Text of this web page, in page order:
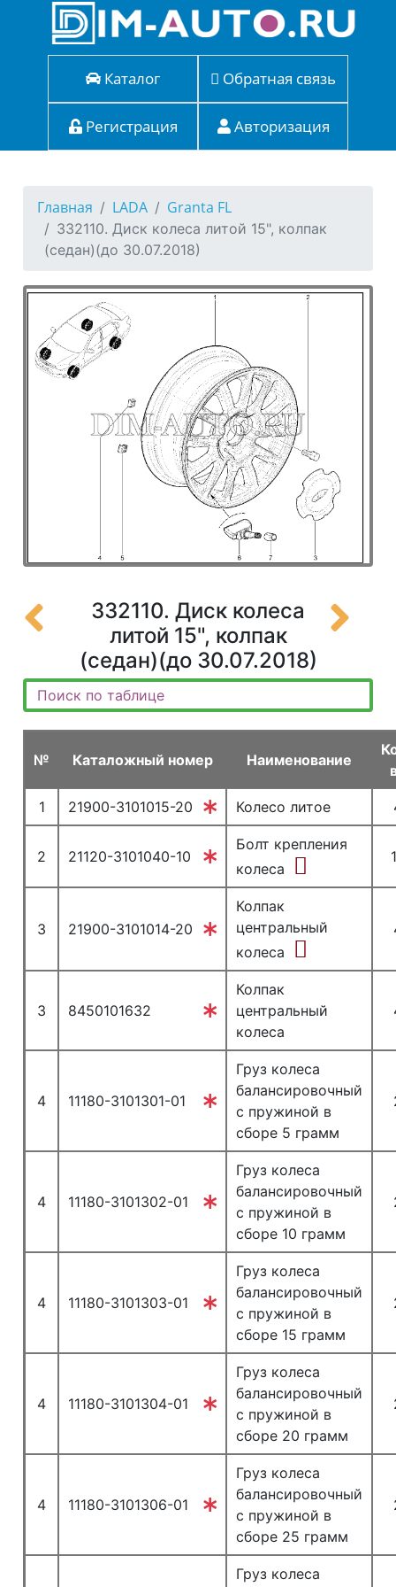
Каталог Обратная связь
Регистрация Авторизация
Главная LADA Granta FL
332110. Диск колеса литой 15", колпак
(седан)(до 30.07.2018)
332110. Диск колеса
литой 15", колпак
(седан)(до 30.07.2018)
№ Каталожный номер Наименование
1 21900-3101015-20 Колесо литое
2 21120-3101040-10
Болт крепления
колеса
3 21900-3101014-20
Колпак
центральный
колеса
3 8450101632
Колпак
центральный
колеса
4 11180-3101301-01
Груз колеса
балансировочный
с пружиной в
сборе 5 грамм
4 11180-3101302-01
Груз колеса
балансировочный
с пружиной в
сборе 10 грамм
4 11180-3101303-01
Груз колеса
балансировочный
с пружиной в
сборе 15 грамм
4 11180-3101304-01
Груз колеса
балансировочный
с пружиной в
сборе 20 грамм
4 11180-3101306-01
Груз колеса
балансировочный
с пружиной в
сборе 25 грамм
Груз колеса